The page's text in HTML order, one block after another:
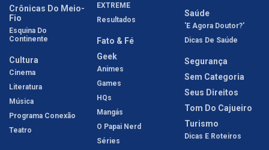
Crônicas Do Meio-
Fio
Esquina Do
Continente
Cultura
Cinema
Literatura
Música
Programa Conexão
Teatro
EXTREME
Resultados
Fato & Fé
Geek
Animes
Games
HQs
Mangás
O Papai Nerd
Séries
Saúde
'E Agora Doutor?'
Dicas De Saúde
Segurança
Sem Categoria
Seus Direitos
Tom Do Cajueiro
Turismo
Dicas E Roteiros